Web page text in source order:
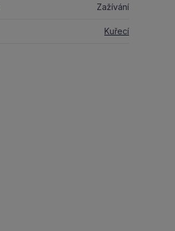
Zažívání
Kuřecí